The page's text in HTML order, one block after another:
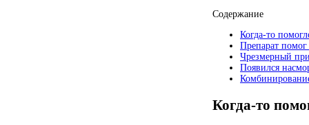
Содержание
Когда-то
Препарат
Чрезмерный
Появился
Когда-то